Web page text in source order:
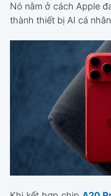
Nó nằm ở cách Apple
thành thiết bị AI cá